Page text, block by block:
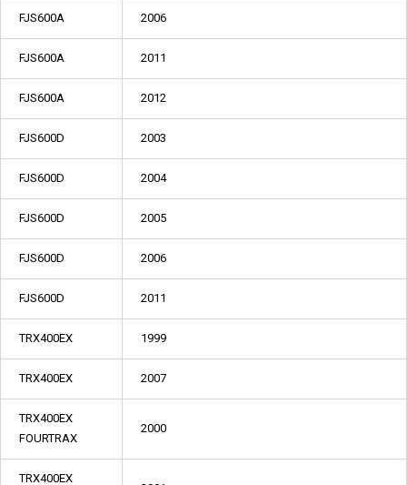
FJS600A 2006
FJS600A 2011
FJS600A 2012
FJS600D 2003
FJS600D 2004
FJS600D 2005
FJS600D 2006
FJS600D 2011
TRX400EX 1999
TRX400EX 2007
TRX400EX
FOURTRAX
2000
TRX400EX